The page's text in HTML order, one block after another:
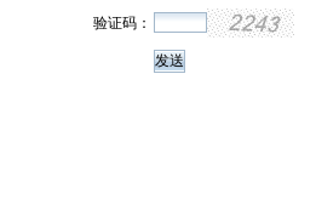
验证码：